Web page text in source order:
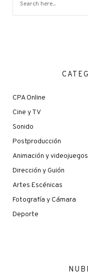
CPA Online
Cine y TV
Sonido
Postproducción
Animación y videojuegos
Dirección y Guión
Artes Escénicas
Fotografía y Cámara
Deporte